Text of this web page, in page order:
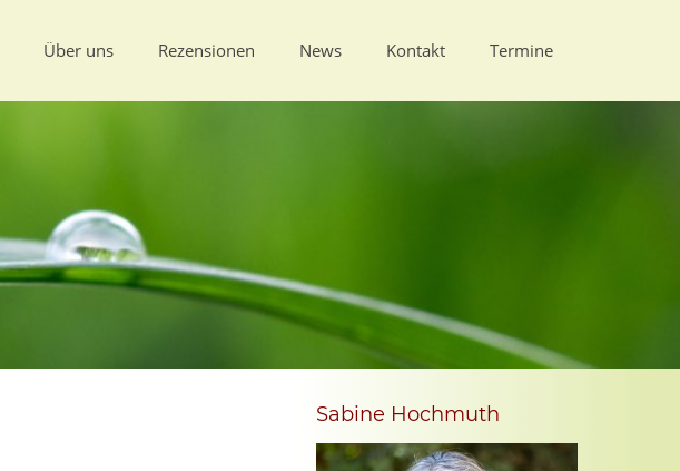
Über uns Rezensionen News Kontakt Termine
Sabine Hochmuth